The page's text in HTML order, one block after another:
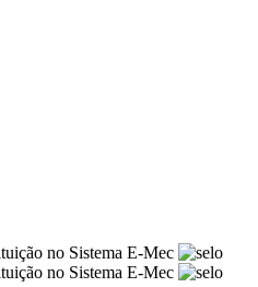
no Sistema E-Mec
no Sistema E-Mec